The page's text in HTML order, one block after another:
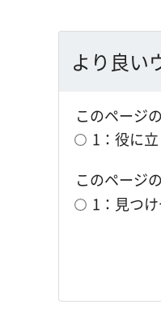
より良い
このページ
1：役に
このページ
1：見つ